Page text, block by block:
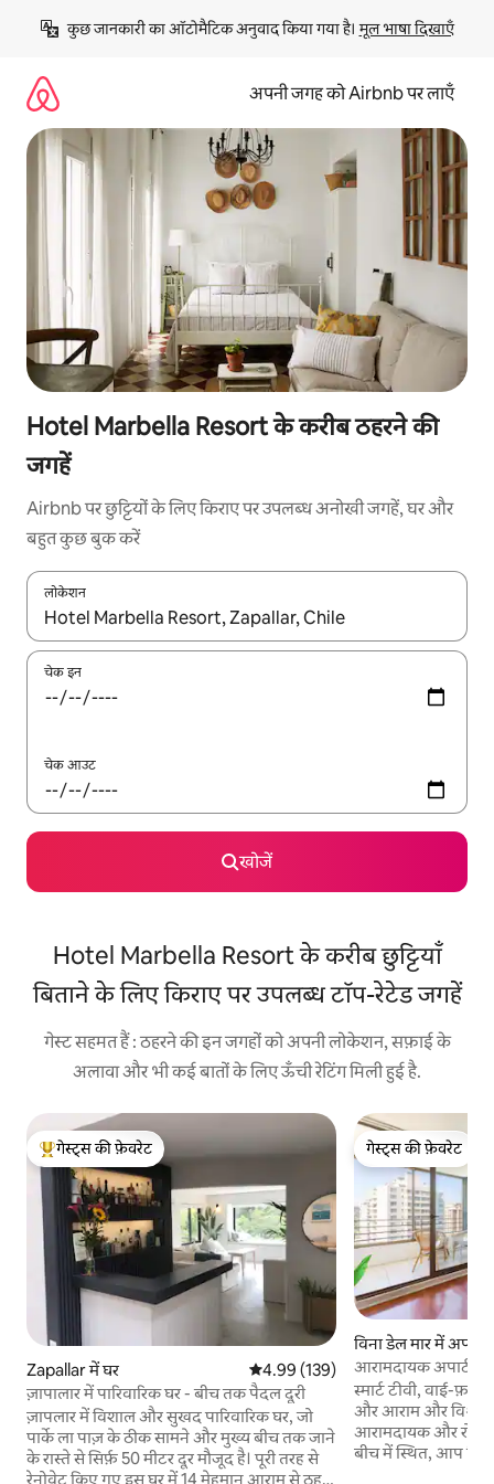
छोड़कर
कॉन्टेंट
कुछ जानकारी का ऑटोमैटिक अनुवाद किया गया है। मूल भाषा दिखाएँ
अपनी जगह को Airbnb पर लाएँ
Hotel Marbella Resort के करीब ठहरने की
जगहें
Airbnb पर छुट्टियों के लिए किराए पर उपलब्ध अनोखी जगहें, घर और
बहुत कुछ बुक करें
लोकेशन
नतीजों के उपलब्ध होने पर, अप और डाउन 'ऐरो की' का इस्तेमाल करके नेविगेट
चेक इन
चेक आउट
खोजें
Hotel Marbella Resort के करीब छुट्टियाँ
बिताने के लिए किराए पर उपलब्ध टॉप-रेटेड जगहें
गेस्ट सहमत हैं : ठहरने की इन जगहों को अपनी लोकेशन, सफ़ाई के
अलावा और भी कई बातों के लिए ऊँची रेटिंग मिली हुई है.
गेस्ट्स का टॉप फ़ेवरेट
गेस्ट्स की फ़ेवरेट
Zapallar में घर औसत रेटिंग 5 में से 4.99, 139 समीक्षाएँ
4.99 (139)
ज़ापालार में पारिवारिक घर - बीच तक पैदल दूरी
ज़ापलार में विशाल और सुखद पारिवारिक घर, जो
पार्के ला पाज़ के ठीक सामने और मुख्य बीच तक जाने
के रास्ते से सिर्फ़ 50 मीटर दूर मौजूद है। पूरी तरह से
रेनोवेट किए गए इस घर में 14 मेहमान आराम से ठहर
गेस्ट्स की फ़ेवरेट
गेस्ट्स की फ़ेवरेट
विना डेल मार में
आरामदायक
स्मार्ट टीवी, वाई-
और आराम और
आरामदायक और रोशन
बीच में स्थित, आप क्विंटा